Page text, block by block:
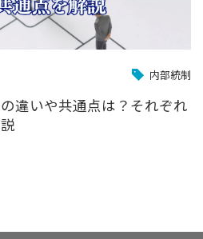
内部統制
違いや共通点は？それぞれ